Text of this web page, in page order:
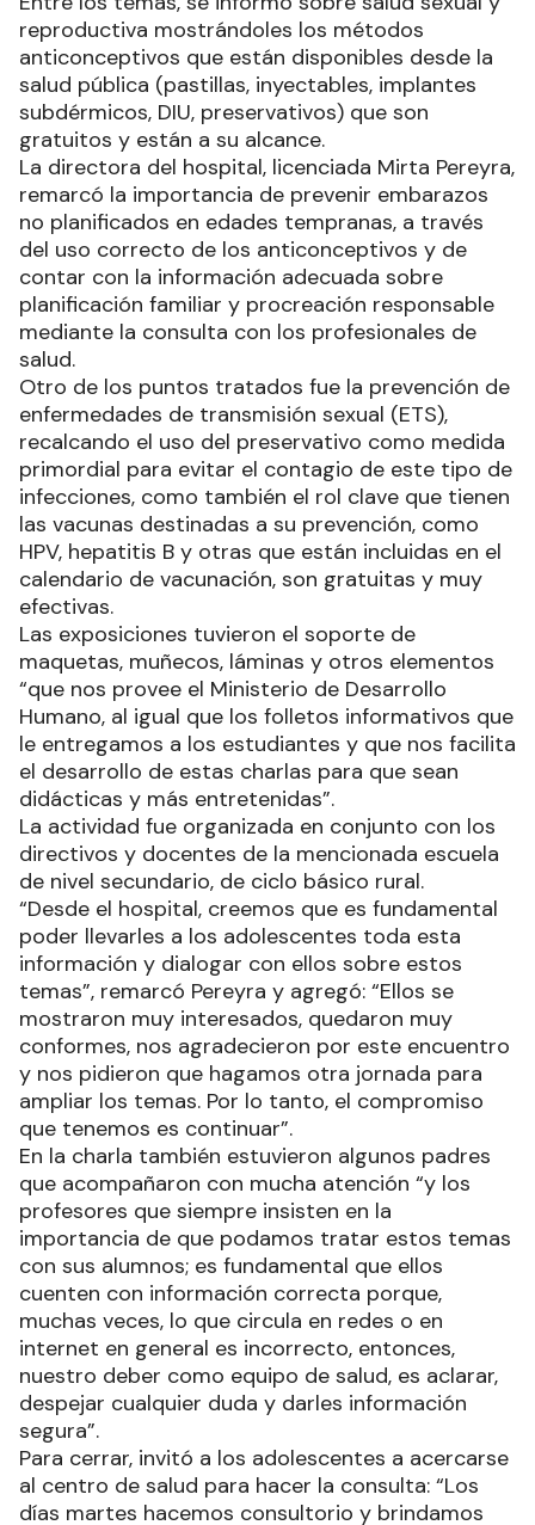
reproductiva mostrándoles los métodos
anticonceptivos que están disponibles desde la
salud pública (pastillas, inyectables, implantes
subdérmicos, DIU, preservativos) que son
gratuitos y están a su alcance.
La directora del hospital, licenciada Mirta Pereyra,
remarcó la importancia de prevenir embarazos
no planificados en edades tempranas, a través
del uso correcto de los anticonceptivos y de
contar con la información adecuada sobre
planificación familiar y procreación responsable
mediante la consulta con los profesionales de
salud.
Otro de los puntos tratados fue la prevención de
enfermedades de transmisión sexual (ETS),
recalcando el uso del preservativo como medida
primordial para evitar el contagio de este tipo de
infecciones, como también el rol clave que tienen
las vacunas destinadas a su prevención, como
HPV, hepatitis B y otras que están incluidas en el
calendario de vacunación, son gratuitas y muy
efectivas.
Las exposiciones tuvieron el soporte de
maquetas, muñecos, láminas y otros elementos
“que nos provee el Ministerio de Desarrollo
Humano, al igual que los folletos informativos que
le entregamos a los estudiantes y que nos facilita
el desarrollo de estas charlas para que sean
didácticas y más entretenidas”.
La actividad fue organizada en conjunto con los
directivos y docentes de la mencionada escuela
de nivel secundario, de ciclo básico rural.
“Desde el hospital, creemos que es fundamental
poder llevarles a los adolescentes toda esta
información y dialogar con ellos sobre estos
temas”, remarcó Pereyra y agregó: “Ellos se
mostraron muy interesados, quedaron muy
conformes, nos agradecieron por este encuentro
y nos pidieron que hagamos otra jornada para
ampliar los temas. Por lo tanto, el compromiso
que tenemos es continuar”.
En la charla también estuvieron algunos padres
que acompañaron con mucha atención “y los
profesores que siempre insisten en la
importancia de que podamos tratar estos temas
con sus alumnos; es fundamental que ellos
cuenten con información correcta porque,
muchas veces, lo que circula en redes o en
internet en general es incorrecto, entonces,
nuestro deber como equipo de salud, es aclarar,
despejar cualquier duda y darles información
segura”.
Para cerrar, invitó a los adolescentes a acercarse
al centro de salud para hacer la consulta: “Los
días martes hacemos consultorio y brindamos